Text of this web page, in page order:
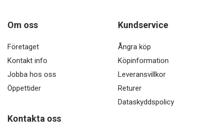
Om oss
Företaget
Kontakt info
Jobba hos oss
Öppettider
Kundservice
Ångra köp
Köpinformation
Leveransvillkor
Returer
Dataskyddspolicy
Kontakta oss